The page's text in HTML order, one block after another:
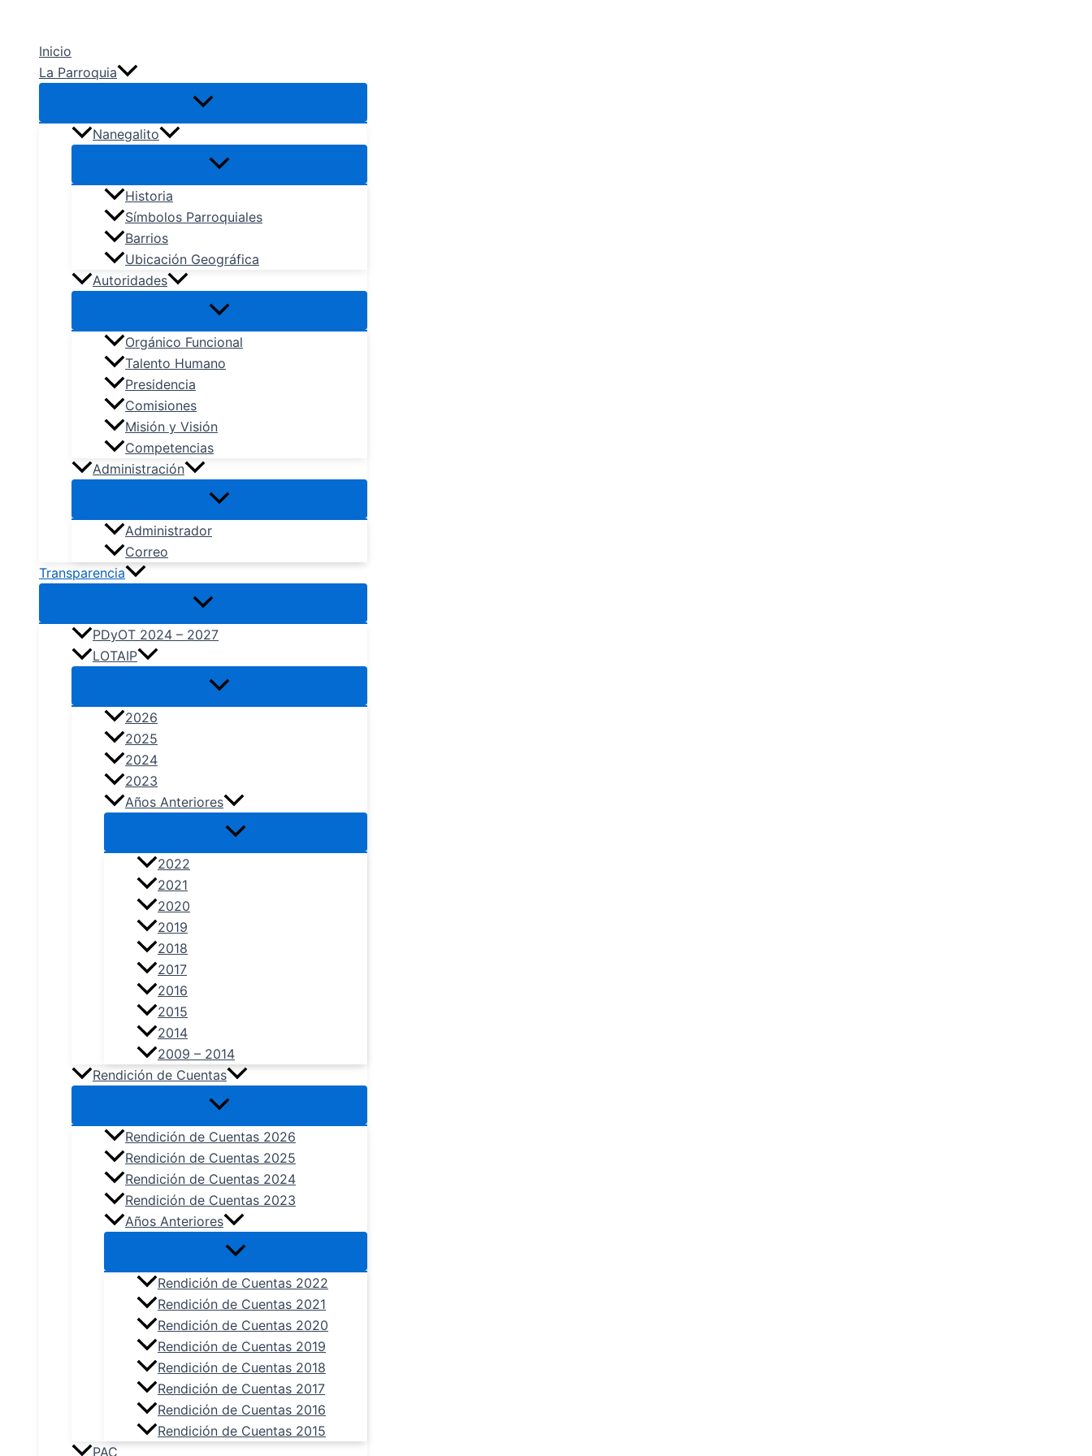
contenido
Inicio
La Parroquia
Nanegalito
Historia
Símbolos Parroquiales
Barrios
Ubicación Geográfica
Autoridades
Orgánico Funcional
Talento Humano
Presidencia
Comisiones
Misión y Visión
Competencias
Administración
Administrador
Correo
Transparencia
PDyOT 2024 – 2027
LOTAIP
2026
2025
2024
2023
Años Anteriores
2022
2021
2020
2019
2018
2017
2016
2015
2014
2009 – 2014
Rendición de Cuentas
Rendición de Cuentas 2026
Rendición de Cuentas 2025
Rendición de Cuentas 2024
Rendición de Cuentas 2023
Años Anteriores
Rendición de Cuentas 2022
Rendición de Cuentas 2021
Rendición de Cuentas 2020
Rendición de Cuentas 2019
Rendición de Cuentas 2018
Rendición de Cuentas 2017
Rendición de Cuentas 2016
Rendición de Cuentas 2015
PAC